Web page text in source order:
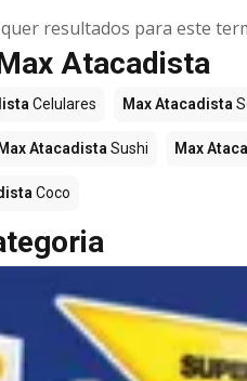
resultados para este
Atacadista
Celulares Max Atacadista
Max Atacadista Sushi Max
Coco